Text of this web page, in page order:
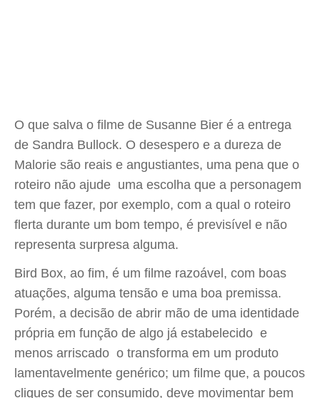
O que salva o filme de Susanne Bier é a entrega
de Sandra Bullock. O desespero e a dureza de
Malorie são reais e angustiantes, uma pena que o
roteiro não ajude  uma escolha que a personagem
tem que fazer, por exemplo, com a qual o roteiro
flerta durante um bom tempo, é previsível e não
representa surpresa alguma.
Bird Box, ao fim, é um filme razoável, com boas
atuações, alguma tensão e uma boa premissa.
Porém, a decisão de abrir mão de uma identidade
própria em função de algo já estabelecido  e
menos arriscado  o transforma em um produto
lamentavelmente genérico; um filme que, a poucos
cliques de ser consumido, deve movimentar bem